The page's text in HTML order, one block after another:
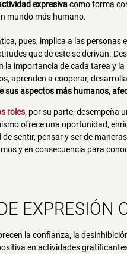
expresivacomo forma
mundo más humano.
pues, implica a las
que de este se derivan.
la importancia de cada tarea y
aprenden a cooperar,
sus aspectos más humanos,
roles, por su parte, desempeña
ofrece una oportunidad,
sentir, pensar y ser de
y en consecuencia para
EXPRESIÓN
la confianza, la
en actividades